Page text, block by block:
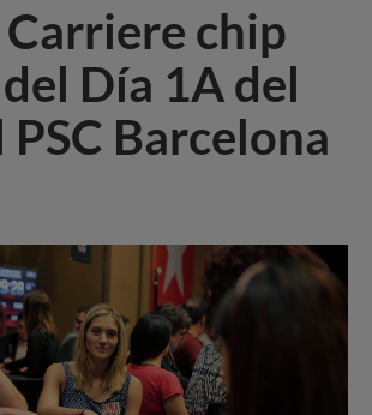
chip
Día 1A del
PSC Barcelona